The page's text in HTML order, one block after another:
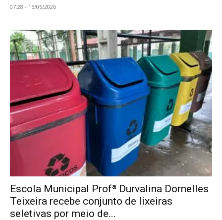
07:28 - 15/05/2026
Escola Municipal Profª Durvalina Dornelles
Teixeira recebe conjunto de lixeiras
seletivas por meio de...